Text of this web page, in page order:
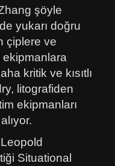
şöyle
yukarı doğru
çiplere ve
ekipmanlara
kritik ve kısıtlı
litografiden
ekipmanları
Leopold
Situational